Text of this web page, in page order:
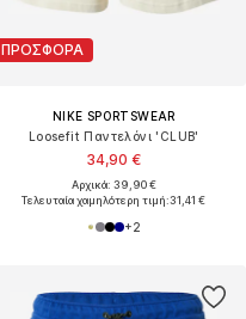
ΠΡΟΣΦΟΡΑ
NIKE SPORTSWEAR
Loosefit Παντελόνι 'CLUB'
34,90 €
Αρχικά: 39,90 €
Τελευταία χαμηλότερη τιμή:31,41 €
+2